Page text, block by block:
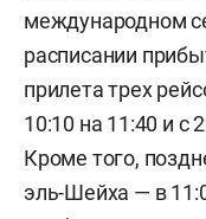
международном
расписании
прилета трех
10:10 на 11:40 и с
Кроме того,
эль-Шейха — в